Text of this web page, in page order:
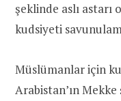
şeklinde aslı
kudsiyeti
Müslümanlar için
Arabistan’ın